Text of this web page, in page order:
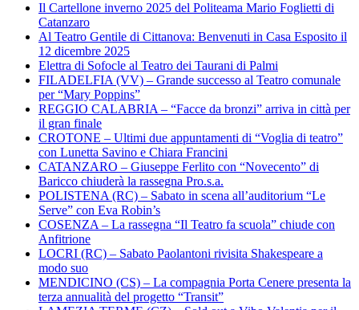
Il Cartellone inverno 2025 del Politeama Mario Foglietti di
Catanzaro
Al Teatro Gentile di Cittanova: Benvenuti in Casa Esposito il
12 dicembre 2025
Elettra di Sofocle al Teatro dei Taurani di Palmi
FILADELFIA (VV) – Grande successo al Teatro comunale
per “Mary Poppins”
REGGIO CALABRIA – “Facce da bronzi” arriva in città per
il gran finale
CROTONE – Ultimi due appuntamenti di “Voglia di teatro”
con Lunetta Savino e Chiara Francini
CATANZARO – Giuseppe Ferlito con “Novecento” di
Baricco chiuderà la rassegna Pro.s.a.
POLISTENA (RC) – Sabato in scena all’auditorium “Le
Serve” con Eva Robin’s
COSENZA – La rassegna “Il Teatro fa scuola” chiude con
Anfitrione
LOCRI (RC) – Sabato Paolantoni rivisita Shakespeare a
modo suo
MENDICINO (CS) – La compagnia Porta Cenere presenta la
terza annualità del progetto “Transit”